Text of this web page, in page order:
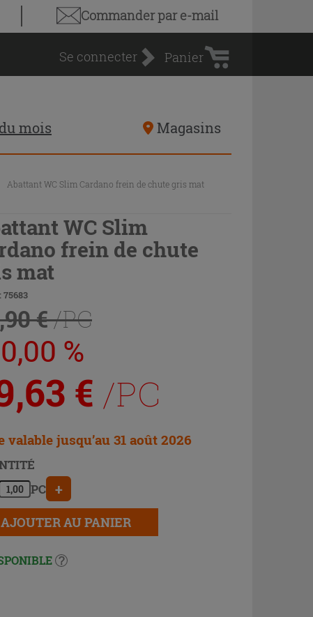
Commander par e-mail
Se connecter
d'achat
Panier
mois Magasins
Abattant WC Slim Cardano frein de chute gris mat
WC Slim
frein de chute
mat
75683
€/PC
%
€ /PC
valable jusqu’au 31 août 2026
PC +
AJOUTER AU PANIER